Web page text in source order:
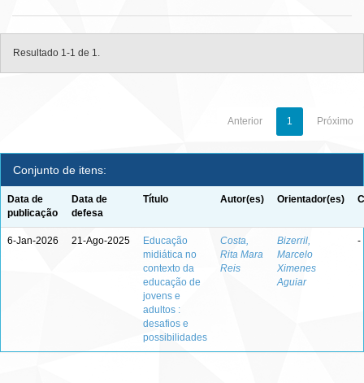
Resultado 1-1 de 1.
Anterior 1 Próximo
Conjunto de itens:
Data de
publicação
Data de
defesa
Título Autor(es) Orientador(es)
6-Jan-2026 21-Ago-2025
Educação
midiática no
contexto da
educação de
jovens e
adultos :
desafios e
possibilidades
Costa,
Rita Mara
Reis
Bizerril,
Marcelo
Ximenes
Aguiar
-